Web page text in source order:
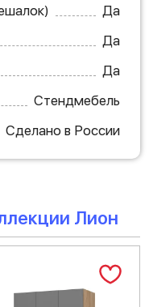
Да
Да
Да
Стендмебель
Сделано в России
Лион